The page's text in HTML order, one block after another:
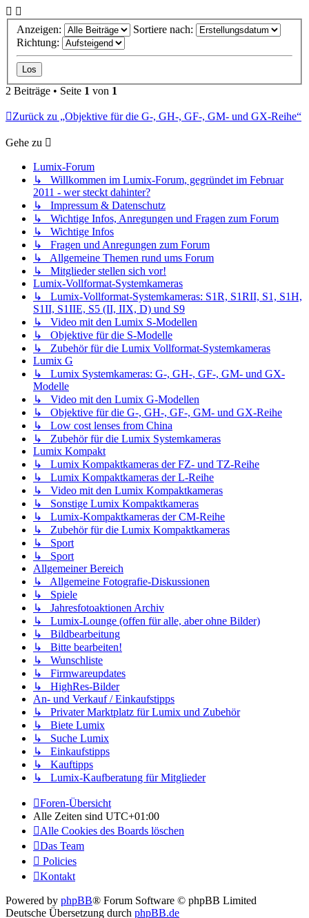
Anzeigen:
Sortiere nach:
Richtung:
2 Beiträge • Seite 1 von 1
Zurück zu „Objektive für die G-, GH-, GF-, GM- und GX-Reihe“
Gehe zu
Lumix-Forum
↳ Willkommen im Lumix-Forum, gegründet im Februar
2011 - wer steckt dahinter?
↳ Impressum & Datenschutz
↳ Wichtige Infos, Anregungen und Fragen zum Forum
↳ Wichtige Infos
↳ Fragen und Anregungen zum Forum
↳ Allgemeine Themen rund ums Forum
↳ Mitglieder stellen sich vor!
Lumix-Vollformat-Systemkameras
↳ Lumix-Vollformat-Systemkameras: S1R, S1RII, S1, S1H,
S1II, S1IIE, S5 (II, IIX, D) und S9
↳ Video mit den Lumix S-Modellen
↳ Objektive für die S-Modelle
↳ Zubehör für die Lumix Vollformat-Systemkameras
Lumix G
↳ Lumix Systemkameras: G-, GH-, GF-, GM- und GX-
Modelle
↳ Video mit den Lumix G-Modellen
↳ Objektive für die G-, GH-, GF-, GM- und GX-Reihe
↳ Low cost lenses from China
↳ Zubehör für die Lumix Systemkameras
Lumix Kompakt
↳ Lumix Kompaktkameras der FZ- und TZ-Reihe
↳ Lumix Kompaktkameras der L-Reihe
↳ Video mit den Lumix Kompaktkameras
↳ Sonstige Lumix Kompaktkameras
↳ Lumix-Kompaktkameras der CM-Reihe
↳ Zubehör für die Lumix Kompaktkameras
↳ Sport
↳ Sport
Allgemeiner Bereich
↳ Allgemeine Fotografie-Diskussionen
↳ Spiele
↳ Jahresfotoaktionen Archiv
↳ Lumix-Lounge (offen für alle, aber ohne Bilder)
↳ Bildbearbeitung
↳ Bitte bearbeiten!
↳ Wunschliste
↳ Firmwareupdates
↳ HighRes-Bilder
An- und Verkauf / Einkaufstipps
↳ Privater Marktplatz für Lumix und Zubehör
↳ Biete Lumix
↳ Suche Lumix
↳ Einkaufstipps
↳ Kauftipps
↳ Lumix-Kaufberatung für Mitglieder
Foren-Übersicht
Alle Zeiten sind UTC+01:00
Alle Cookies des Boards löschen
Das Team
Policies
Kontakt
Powered by phpBB® Forum Software © phpBB Limited
Deutsche Übersetzung durch phpBB.de